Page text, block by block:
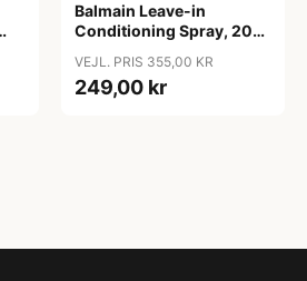
Balmain Leave-in
Conditioning Spray, 200
VEJL. PRIS 355,00 KR
249,00 kr